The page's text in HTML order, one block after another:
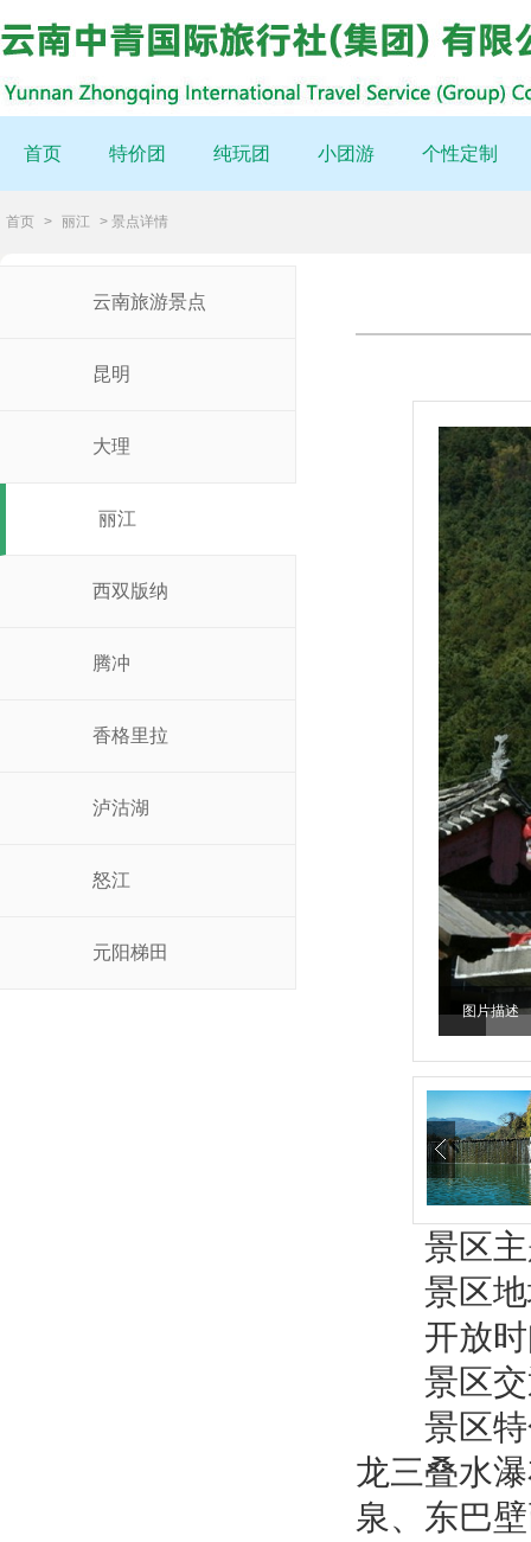
首页 特价团 纯玩团 小团游 个性定制
首页 > 丽江 > 景点详情
云南旅游景点
昆明
大理
丽江
西双版纳
腾冲
香格里拉
泸沽湖
怒江
元阳梯田
图片描述
景区主
景区地
开放时
景区交
景区特色
龙三叠水
泉、东巴